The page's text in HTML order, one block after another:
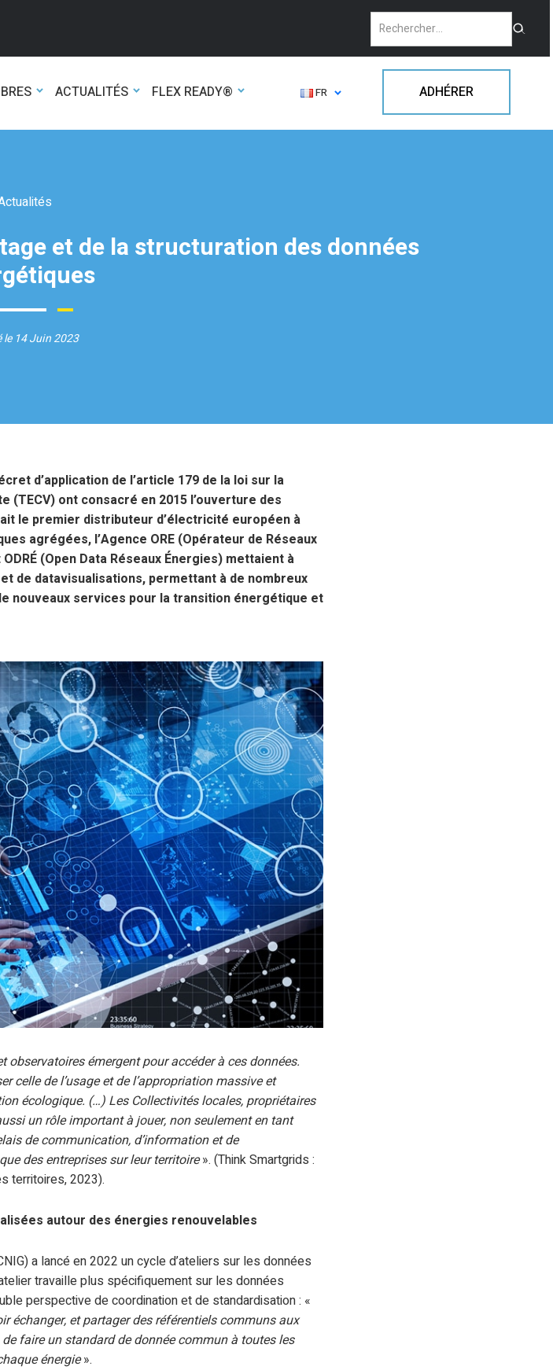
ACTUALITÉS FLEX READY® FR ADHÉRER
et de la structuration des données
le 14 Juin 2023
d’application de l’article 179 de la loi sur la
ont consacré en 2015 l’ouverture des
le premier distributeur d’électricité européen à
agrégées, l’Agence ORE (Opérateur de Réseaux
(Open Data Réseaux Énergies) mettaient à
de datavisualisations, permettant à de nombreux
nouveaux services pour la transition énergétique et
émergent pour accéder à ces données.
celle de l’usage et de l’appropriation massive et
écologique. (…) Les Collectivités locales, propriétaires
un rôle important à jouer, non seulement en tant
de communication, d’information et de
des entreprises sur leur territoire». (Think Smartgrids :
territoires, 2023).
autour des énergies renouvelables
a lancé en 2022 un cycle d’ateliers sur les données
travaille plus spécifiquement sur les données
perspective de coordination et de standardisation : «
et partager des référentiels communs aux
faire un standard de donnée commun à toutes les
énergie».